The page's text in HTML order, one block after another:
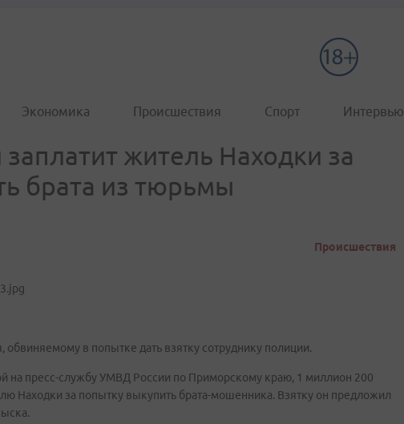
Экономика Происшествия Спорт Интервью
житель Находки за
брата из тюрьмы
Происшествия
в попытке дать взятку сотруднику полиции.
на пресс-службу УМВД России по Приморскому краю, 1 миллион 200
Находки за попытку выкупить брата-мошенника. Взятку он предложил